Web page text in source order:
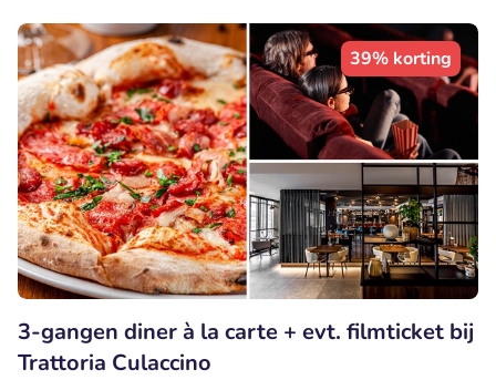
39% korting
3-gangen diner à la carte + evt. filmticket bij
Trattoria Culaccino